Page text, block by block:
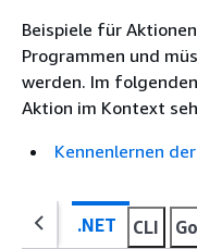
Beispiele für
Programmen und
werden. Im
Aktion im Kontext
Kennenlernen
.NET CLI Go